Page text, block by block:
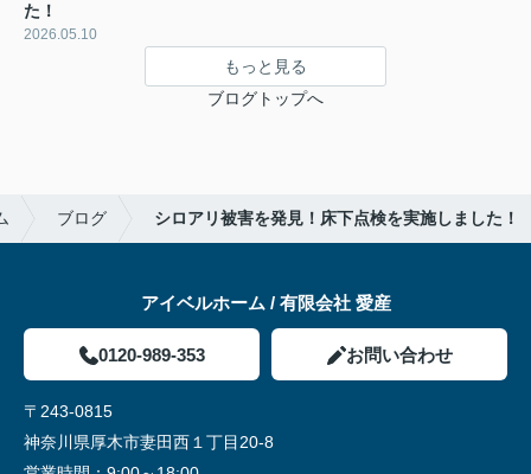
た！
2026.05.10
もっと見る
ブログトップへ
ブログ シロアリ被害を発見！床下点検を実施しました！
アイベルホーム / 有限会社 愛産
0120-989-353 お問い合わせ
〒243-0815
神奈川県厚木市妻田西１丁目20-8